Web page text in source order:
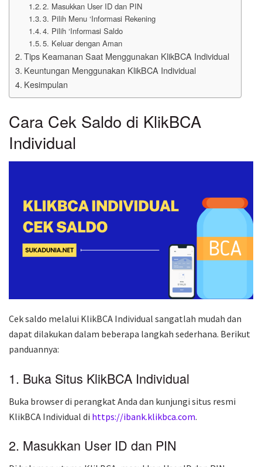
2. Masukkan User ID dan PIN
3. Pilih Menu ‘Informasi Rekening
4. Pilih ‘Informasi Saldo
5. Keluar dengan Aman
Tips Keamanan Saat Menggunakan KlikBCA Individual
Keuntungan Menggunakan KlikBCA Individual
Kesimpulan
Cara Cek Saldo di KlikBCA
Individual
Cek saldo melalui KlikBCA Individual sangatlah mudah dan
dapat dilakukan dalam beberapa langkah sederhana. Berikut
panduannya:
1. Buka Situs KlikBCA Individual
Buka browser di perangkat Anda dan kunjungi situs resmi
KlikBCA Individual di https://ibank.klikbca.com.
2. Masukkan User ID dan PIN